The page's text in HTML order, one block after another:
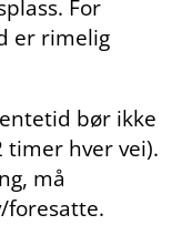
For
er rimelig
bør ikke
timer hver vei).
må
foresatte.